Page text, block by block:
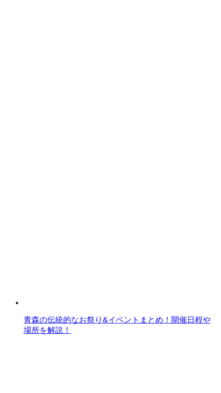
青森の伝統的なお祭り&イベントまとめ！開催日程や
場所を解説！